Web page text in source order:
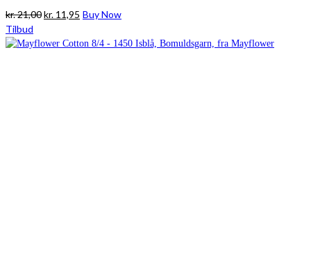
kr.21,00Den
pris
kr. 11,95 Den
pris
Buy Now
Tilbud